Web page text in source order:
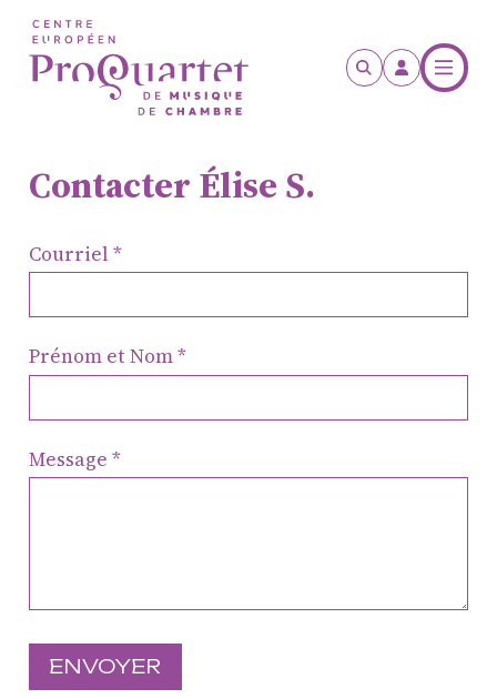
Contacter Élise S.
Courriel
Prénom et Nom
Message
ProQuartet - Centre
interprètes
Formation
professionnelle et